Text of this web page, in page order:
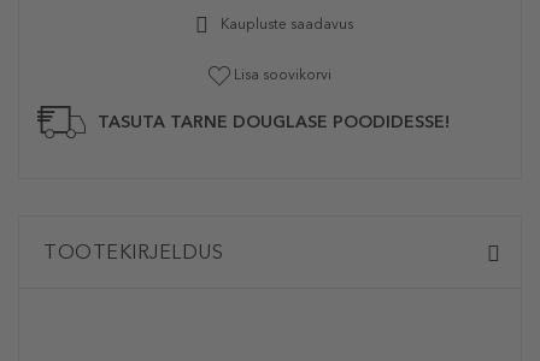
Kaupluste saadavus
Lisa soovikorvi
TASUTA TARNE DOUGLASE POODIDESSE!
TOOTEKIRJELDUS